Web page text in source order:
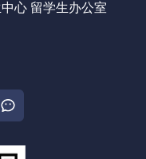
心 留学生办公室